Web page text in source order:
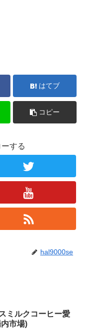
はてブ
コピー
する
hal9000se
ミルクコーヒー愛
市場)